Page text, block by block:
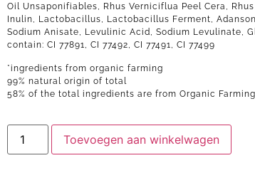
Oil Unsaponifiables, Rhus Verniciflua Peel Cera,
Inulin, Lactobacillus, Lactobacillus Ferment,
Sodium Anisate, Levulinic Acid, Sodium Levulinate,
contain: CI 77891, CI 77492, CI 77491, CI 77499
*ingredients from organic farming
99% natural origin of total
58% of the total ingredients are from Organic Farming
Toevoegen aan winkelwagen